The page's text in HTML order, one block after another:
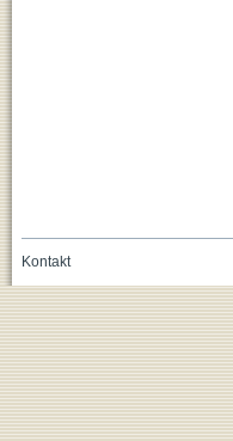
Kontakt